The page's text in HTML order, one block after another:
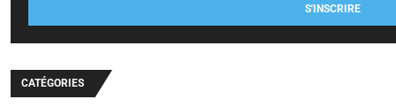
S'INSCRIRE
CATÉGORIES